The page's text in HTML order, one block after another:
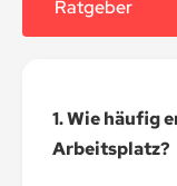
Ratgeber
1. Wie häufig
Arbeitsplatz?